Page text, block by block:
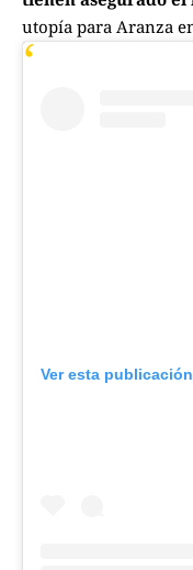
utopía para Aranza
Ver esta